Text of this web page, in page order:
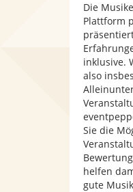
Die
Plattform
inklusive.
also
Sie die
helfen
gute